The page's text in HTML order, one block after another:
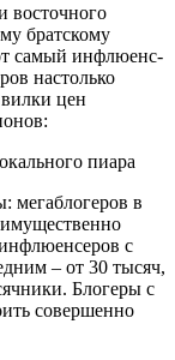
восточного
братскому
самый инфлюенс-
настолько
цен
мегаблогеров в
с
– от 30 тысяч,
Блогеры с
совершенно